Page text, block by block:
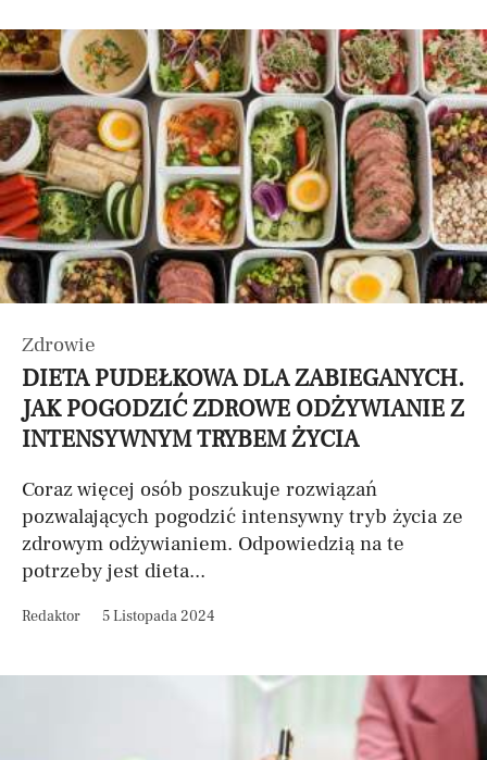
Zdrowie
DIETA PUDEŁKOWA DLA ZABIEGANYCH.
JAK POGODZIĆ ZDROWE ODŻYWIANIE Z
INTENSYWNYM TRYBEM ŻYCIA
Coraz więcej osób poszukuje rozwiązań
pozwalających pogodzić intensywny tryb życia ze
zdrowym odżywianiem. Odpowiedzią na te
potrzeby jest dieta...
Redaktor 5 Listopada 2024